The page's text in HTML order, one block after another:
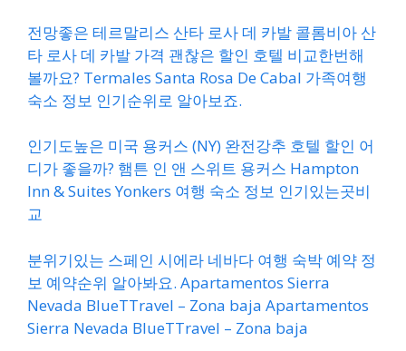
전망좋은 테르말리스 산타 로사 데 카발 콜롬비아 산
타 로사 데 카발 가격 괜찮은 할인 호텔 비교한번해
볼까요? Termales Santa Rosa De Cabal 가족여행
숙소 정보 인기순위로 알아보죠.
인기도높은 미국 용커스 (NY) 완전강추 호텔 할인 어
디가 좋을까? 햄튼 인 앤 스위트 용커스 Hampton
Inn & Suites Yonkers 여행 숙소 정보 인기있는곳비
교
분위기있는 스페인 시에라 네바다 여행 숙박 예약 정
보 예약순위 알아봐요. Apartamentos Sierra
Nevada BlueTTravel – Zona baja Apartamentos
Sierra Nevada BlueTTravel – Zona baja